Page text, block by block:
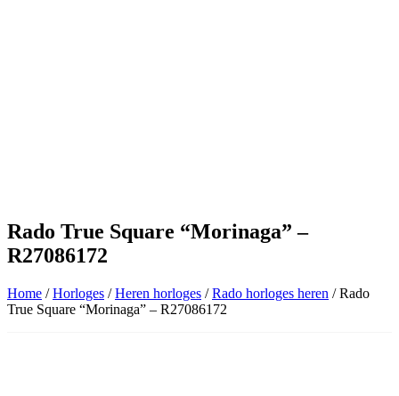
Rado True Square “Morinaga” –
R27086172
Home /Horloges /Heren horloges /Rado horloges heren / Rado
True Square “Morinaga” – R27086172